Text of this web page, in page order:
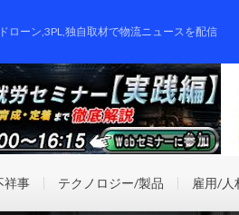
ローン,3PL,独自取材で物流ニュースを配信
祥事 テクノロジー/製品 雇用/人